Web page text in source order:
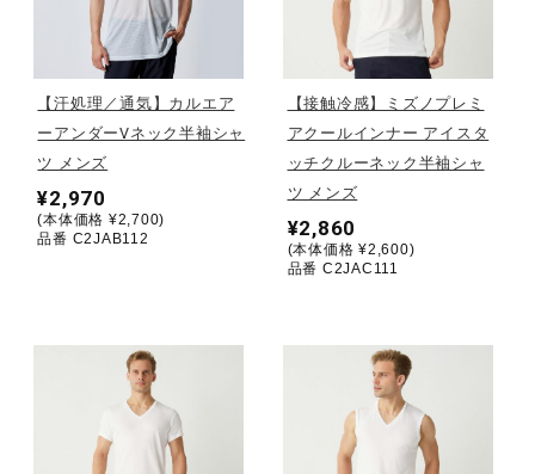
ワーキング
ライフスタイルグッズ
寝具／ミズノスリープ
【汗処理／通気】カルエア
ーアンダーVネック半袖シャ
ツ メンズ
¥2,970
(本体価格 ¥2,700)
品番 C2JAB112
【接触冷感】ミズノプレミ
アクールインナー アイスタ
ッチクルーネック半袖シャ
ツ メンズ
¥2,860
(本体価格 ¥2,600)
品番 C2JAC111